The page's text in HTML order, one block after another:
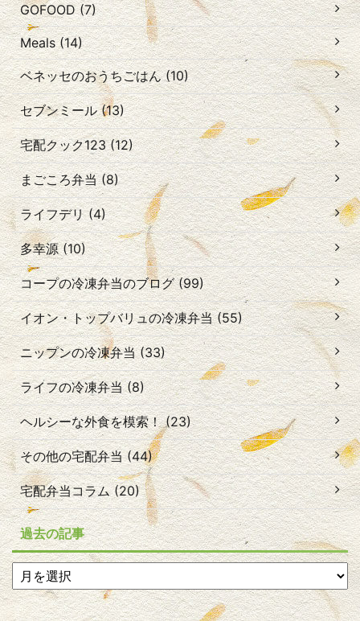
GOFOOD (7)
Meals (14)
ベネッセのおうちごはん (10)
セブンミール (13)
宅配クック123 (12)
まごころ弁当 (8)
ライフデリ (4)
多幸源 (10)
コープの冷凍弁当のブログ (99)
イオン・トップバリュの冷凍弁当 (55)
ニップンの冷凍弁当 (33)
ライフの冷凍弁当 (8)
ヘルシーな外食を模索！ (23)
その他の宅配弁当 (44)
宅配弁当コラム (20)
過去の記事